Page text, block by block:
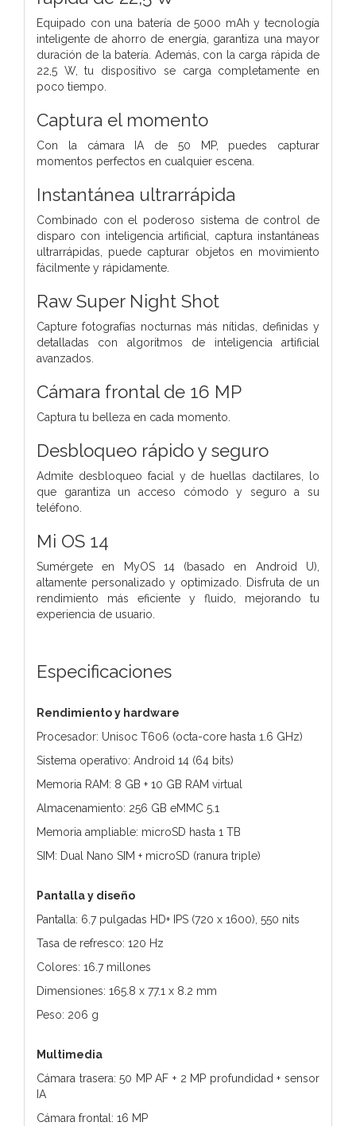
Equipado con una batería de 5000 mAh y tecnología
inteligente de ahorro de energía, garantiza una mayor
duración de la batería. Además, con la carga rápida de
22,5 W, tu dispositivo se carga completamente en
poco tiempo.
Captura el momento
Con la cámara IA de 50 MP, puedes capturar
momentos perfectos en cualquier escena.
Instantánea ultrarrápida
Combinado con el poderoso sistema de control de
disparo con inteligencia artificial, captura instantáneas
ultrarrápidas, puede capturar objetos en movimiento
fácilmente y rápidamente.
Raw Super Night Shot
Capture fotografías nocturnas más nítidas, definidas y
detalladas con algoritmos de inteligencia artificial
avanzados.
Cámara frontal de 16 MP
Captura tu belleza en cada momento.
Desbloqueo rápido y seguro
Admite desbloqueo facial y de huellas dactilares, lo
que garantiza un acceso cómodo y seguro a su
teléfono.
Mi OS 14
Sumérgete en MyOS 14 (basado en Android U),
altamente personalizado y optimizado. Disfruta de un
rendimiento más eficiente y fluido, mejorando tu
experiencia de usuario.
Especificaciones
Rendimiento y hardware
Procesador: Unisoc T606 (octa-core hasta 1.6 GHz)
Sistema operativo: Android 14 (64 bits)
Memoria RAM: 8 GB + 10 GB RAM virtual
Almacenamiento: 256 GB eMMC 5.1
Memoria ampliable: microSD hasta 1 TB
SIM: Dual Nano SIM + microSD (ranura triple)
Pantalla y diseño
Pantalla: 6.7 pulgadas HD+ IPS (720 x 1600), 550 nits
Tasa de refresco: 120 Hz
Colores: 16.7 millones
Dimensiones: 165.8 x 77.1 x 8.2 mm
Peso: 206 g
Multimedia
Cámara trasera: 50 MP AF + 2 MP profundidad + sensor
IA
Cámara frontal: 16 MP